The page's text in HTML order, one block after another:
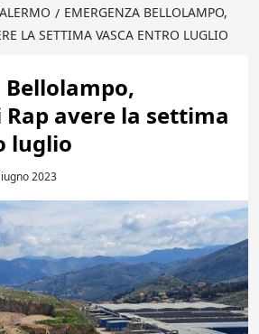
EMERGENZA BELLOLAMPO,
LA SETTIMA VASCA ENTRO LUGLIO
Bellolampo,
avere la settima
luglio
2023